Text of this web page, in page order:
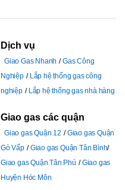
Dịch vụ
Giao Gas Nhanh
Gas Công
Nghiệp
Lắp hệ thống gas công
nghiệp
Lắp hệ thống gas nhà hàng
Giao gas các quận
Giao gas Quận 12
Giao gas Quận
Gò Vấp
Giao gas Quận Tân Bình
Giao gas Quận Tân Phú
Giao gas
Huyện Hóc Môn